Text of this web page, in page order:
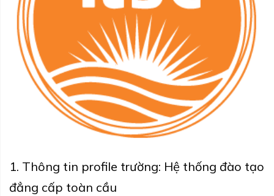
1. Thông tin profile trường: Hệ thống đào tạo
đẳng cấp toàn cầu